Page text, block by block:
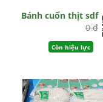
Bánh cuốn thịt sdf
0 đ
Còn hiệu lực